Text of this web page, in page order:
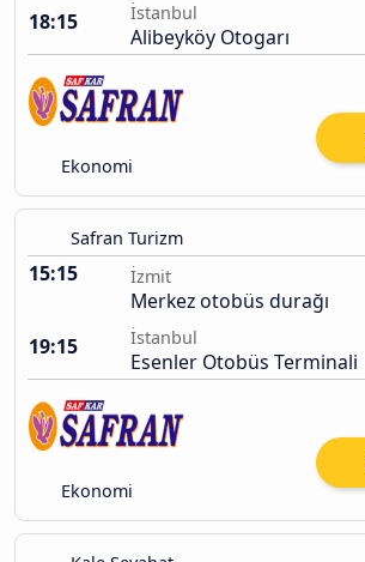
18:15
İstanbul
Alibeyköy Otogarı
Ekonomi
Safran Turizm
15:15 İzmit
Merkez otobüs durağı
19:15
İstanbul
Esenler Otobüs Terminali
Ekonomi